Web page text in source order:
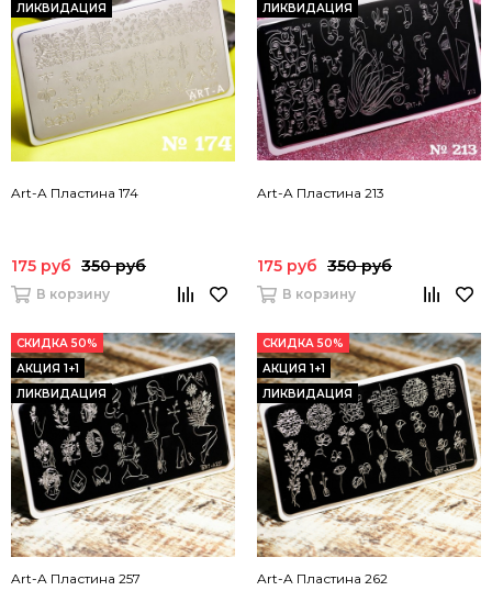
ЛИКВИДАЦИЯ
Art-A Пластина 174
175 руб 350 руб
В корзину
ЛИКВИДАЦИЯ
Art-A Пластина 213
175 руб 350 руб
В корзину
СКИДКА 50%
АКЦИЯ 1+1
ЛИКВИДАЦИЯ
Art-A Пластина 257
СКИДКА 50%
АКЦИЯ 1+1
ЛИКВИДАЦИЯ
Art-A Пластина 262